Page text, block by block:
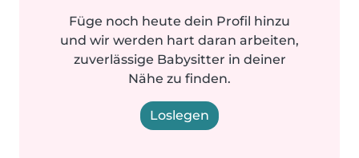
Füge noch heute dein Profil hinzu
und wir werden hart daran arbeiten,
zuverlässige Babysitter in deiner
Nähe zu finden.
Loslegen